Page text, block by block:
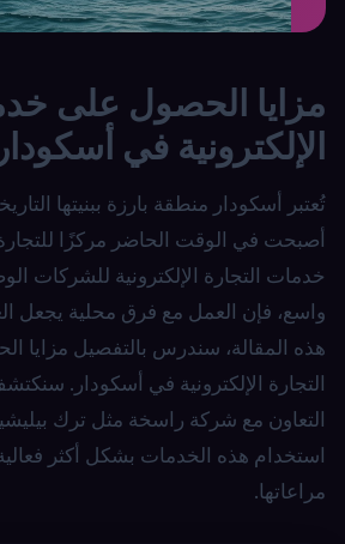
مزايا الحصول على
الإلكترونية في أسكودار
تُعتبر أسكودار منطقة بارزة ببنيتها
أصبحت في الوقت الحاضر مركزًا للتجارة
خدمات التجارة الإلكترونية للشركات
واسع، فإن العمل مع فرق محلية يجعل
هذه المقالة، سندرس بالتفصيل مزايا
التجارة الإلكترونية في أسكودار.
التعاون مع شركة راسخة مثل ترك
استخدام هذه الخدمات بشكل أكثر
مراعاتها.